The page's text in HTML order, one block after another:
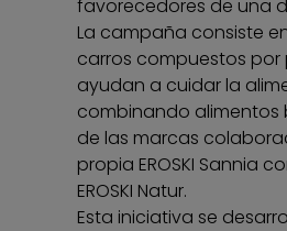
favorecedores de una
La campaña consiste
carros compuestos
ayudan a cuidar la
combinando alimentos
de las marcas
propia EROSKI Sannia
EROSKI Natur.
Esta iniciativa se